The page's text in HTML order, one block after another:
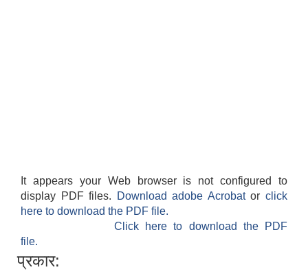
It appears your Web browser is not configured to
display PDF files.
Download adobe Acrobatorclick
here to download the PDF file.
Click here to download the PDF
file.
प्रकार: